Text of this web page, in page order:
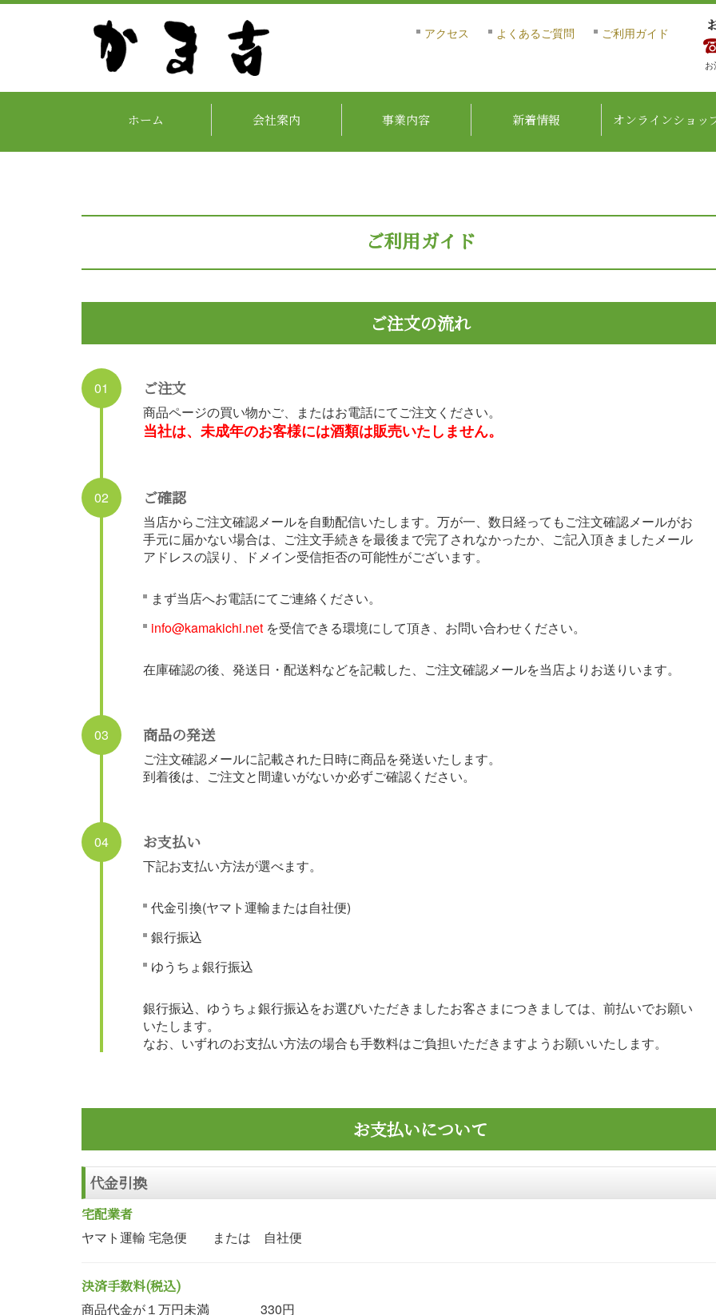
アクセス よくあるご質問 ご利用ガイド
ホーム 会社案内 事業内容 新着情報 オンラインショッ
ご利用ガイド
ご注文の流れ
01 ご注文
商品ページの買い物かご、またはお電話にてご注文ください。
当社は、未成年のお客様には酒類は販売いたしません。
02 ご確認
当店からご注文確認メールを自動配信いたします。万が一、数日経ってもご注文確認メールがお
手元に届かない場合は、ご注文手続きを最後まで完了されなかったか、ご記入頂きましたメール
アドレスの誤り、ドメイン受信拒否の可能性がございます。
まず当店へお電話にてご連絡ください。
info@kamakichi.net を受信できる環境にして頂き、お問い合わせください。
在庫確認の後、発送日・配送料などを記載した、ご注文確認メールを当店よりお送りいます。
03 商品の発送
ご注文確認メールに記載された日時に商品を発送いたします。
到着後は、ご注文と間違いがないか必ずご確認ください。
04 お支払い
下記お支払い方法が選べます。
代金引換(ヤマト運輸または自社便)
銀行振込
ゆうちょ銀行振込
銀行振込、ゆうちょ銀行振込をお選びいただきましたお客さまにつきましては、前払いでお願い
いたします。
なお、いずれのお支払い方法の場合も手数料はご負担いただきますようお願いいたします。
お支払いについて
代金引換
宅配業者
ヤマト運輸 宅急便 または 自社便
決済手数料(税込)
商品代金が１万円未満 330円